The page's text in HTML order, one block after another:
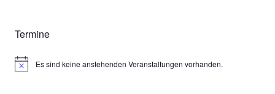
Termine
HinweisEs sind keine anstehenden Veranstaltungen vorhanden.